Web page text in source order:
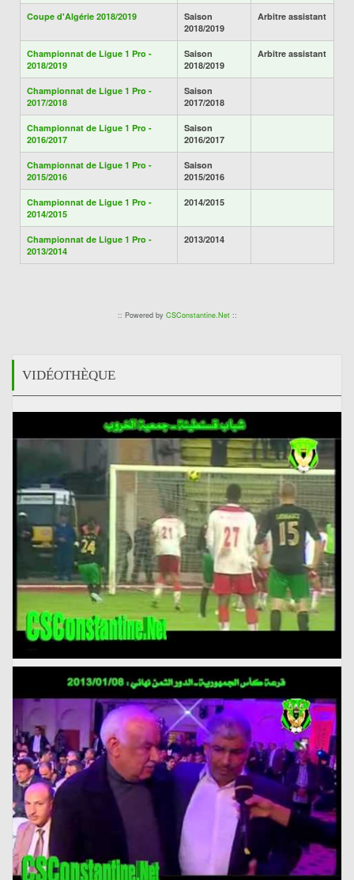
Coupe d'Algérie 2018/2019
Saison
2018/2019
Arbitre assistant
Championnat de Ligue 1 Pro -
2018/2019
Saison
2018/2019
Arbitre assistant
Championnat de Ligue 1 Pro -
2017/2018
Saison
2017/2018
Championnat de Ligue 1 Pro -
2016/2017
Saison
2016/2017
Championnat de Ligue 1 Pro -
2015/2016
Saison
2015/2016
Championnat de Ligue 1 Pro -
2014/2015
2014/2015
Championnat de Ligue 1 Pro -
2013/2014
2013/2014
:: Powered by CSConstantine.Net::
VIDÉOTHÈQUE